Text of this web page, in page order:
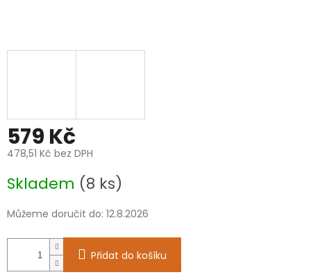
579 Kč
478,51 Kč bez DPH
cena:
Skladem (8 ks)
Můžeme doručit do: 12.8.2026
Přidat do košíku